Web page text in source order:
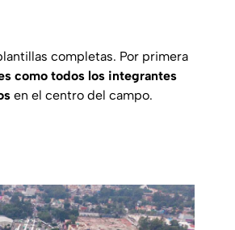
completas. Por primera
como todos los integrantes
en el centro del campo.